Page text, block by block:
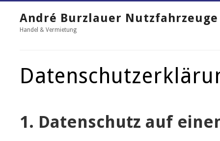
André Burzlauer Nutzfahrzeuge
Handel & Vermietung
1. Datenschutz auf